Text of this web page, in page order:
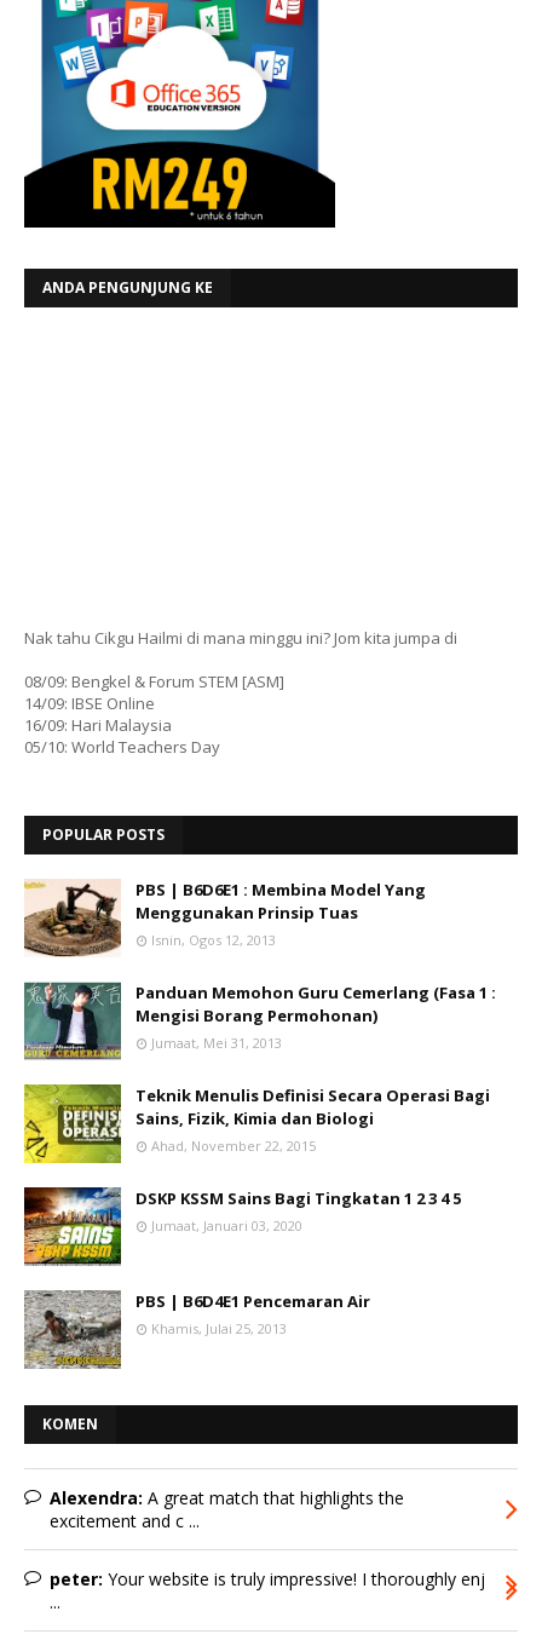
ANDA PENGUNJUNG KE
Nak tahu Cikgu Hailmi di mana minggu ini? Jom kita jumpa di
08/09: Bengkel & Forum STEM [ASM]
14/09: IBSE Online
16/09: Hari Malaysia
05/10: World Teachers Day
POPULAR POSTS
PBS | B6D6E1 : Membina Model Yang
Menggunakan Prinsip Tuas
Isnin, Ogos 12, 2013
Panduan Memohon Guru Cemerlang (Fasa 1 :
Mengisi Borang Permohonan)
Jumaat, Mei 31, 2013
Teknik Menulis Definisi Secara Operasi Bagi
Sains, Fizik, Kimia dan Biologi
Ahad, November 22, 2015
DSKP KSSM Sains Bagi Tingkatan 1 2 3 4 5
Jumaat, Januari 03, 2020
PBS | B6D4E1 Pencemaran Air
Khamis, Julai 25, 2013
KOMEN
Alexendra: A great match that highlights the
excitement and c ...
peter: Your website is truly impressive! I thoroughly enj
...